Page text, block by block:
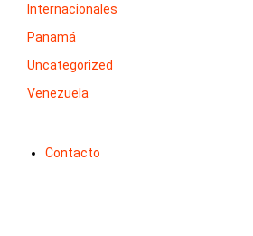
Internacionales
Panamá
Uncategorized
Venezuela
Contacto